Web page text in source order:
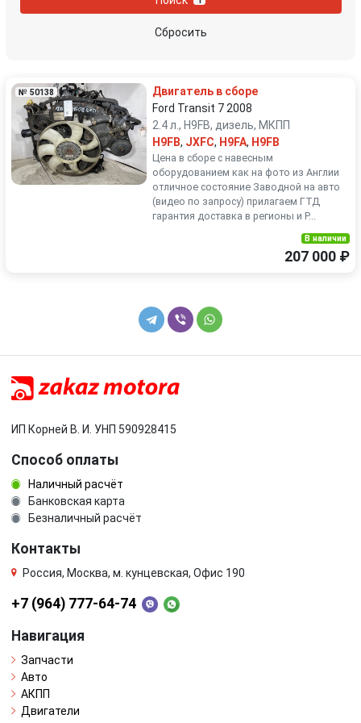
Сбросить
№ 50138
Двигатель в сборе
Ford Transit 7 2008
2.4 л., H9FB, дизель, МКПП
H9FB, JXFC, H9FA, H9FB
Цена в сборе с навесным
оборудованием как на фото из Англии
отличное состояние Заводной на авто
(видео по запросу) прилагаем ГТД
гарантия доставка в регионы и Р...
В наличии
207 000 ₽
ИП Корней В. И. УНП 590928415
Способ оплаты
Наличный расчёт
Банковская карта
Безналичный расчёт
Контакты
Россия, Москва, м. кунцевская, Офис 190
+7 (964) 777-64-74
Навигация
Запчасти
Авто
АКПП
Двигатели